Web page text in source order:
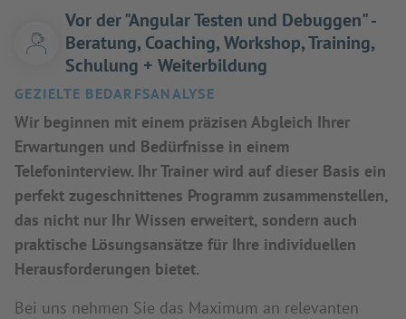
Vor der "Angular Testen und Debuggen" -
Beratung, Coaching, Workshop, Training,
Schulung + Weiterbildung
GEZIELTE BEDARFSANALYSE
Wir beginnen mit einem präzisen Abgleich Ihrer
Erwartungen und Bedürfnisse in einem
Telefoninterview. Ihr Trainer wird auf dieser Basis ein
perfekt zugeschnittenes Programm zusammenstellen,
das nicht nur Ihr Wissen erweitert, sondern auch
praktische Lösungsansätze für Ihre individuellen
Herausforderungen bietet.
Bei uns nehmen Sie das Maximum an relevanten